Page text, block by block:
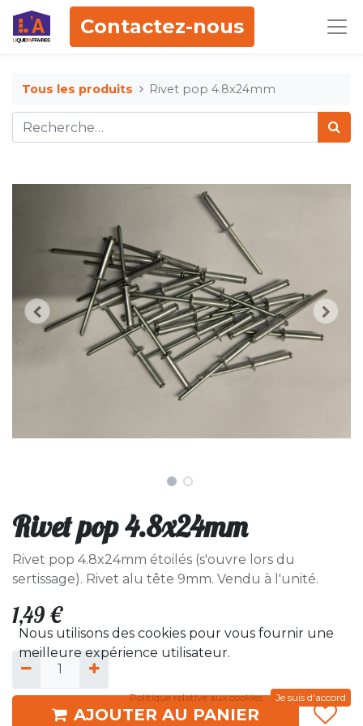
Contactez-nous
Tous les produits Rivet pop 4.8x24mm
Rivet pop 4.8x24mm
Rivet pop 4.8x24mm étoilés (s'ouvre lors du
sertissage). Rivet alu tête 9mm. Vendu à l'unité.
1,49 €
AJOUTER AU PANIER
Nous utilisons des cookies pour vous fournir une
meilleure expérience utilisateur.
Politique relative aux cookies Je suis d'accord